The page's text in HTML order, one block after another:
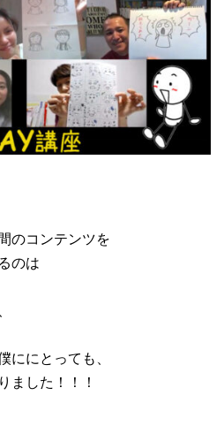
のコンテンツを
のは
にとっても、
ました！！！